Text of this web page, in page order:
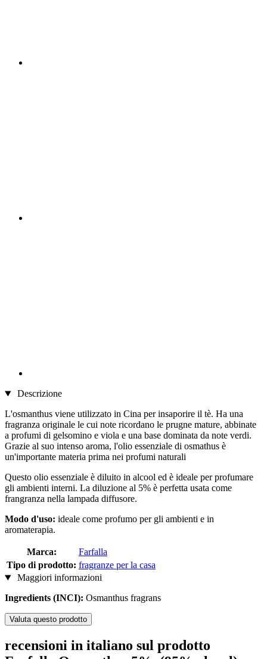
Descrizione
L'osmanthus viene utilizzato in Cina per insaporire il tè. Ha una
fragranza originale le cui note ricordano le prugne mature, abbinate
a profumi di gelsomino e viola e una base dominata da note verdi.
Grazie al suo intenso aroma, l'olio essenziale di osmathus è
un'importante materia prima nei profumi naturali
Questo olio essenziale è diluito in alcool ed è ideale per profumare
gli ambienti interni. La diluzione al 5% è perfetta usata come
frangranza nella lampada diffusore.
Modo d'uso: ideale come profumo per gli ambienti e in
aromaterapia.
Marca:
Farfalla
Tipo di prodotto: fragranze per la casa
Maggiori informazioni
Ingredients (INCI): Osmanthus fragrans
Valuta questo prodotto
recensioni in italiano sul prodotto